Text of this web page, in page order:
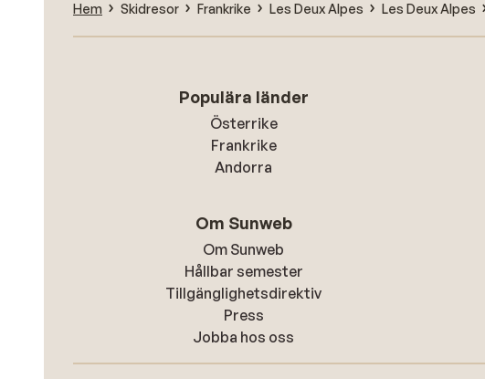
Hem Skidresor Frankrike Les Deux Alpes Les Deux Alpes
Populära länder
Österrike
Frankrike
Andorra
Om Sunweb
Om Sunweb
Hållbar semester
Tillgänglighetsdirektiv
Press
Jobba hos oss